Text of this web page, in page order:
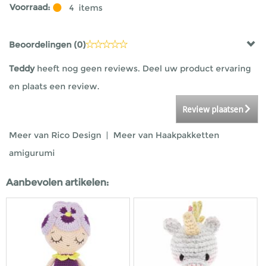
Voorraad: 4 items
Beoordelingen (0)
Teddyheeft nog geen reviews. Deel uw product ervaring
en plaats een review.
Review plaatsen
Meer van Rico Design | Meer van Haakpakketten
amigurumi
Aanbevolen artikelen: